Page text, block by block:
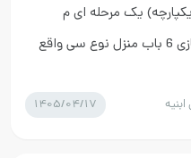
یک مرحله ای م
م/04/0523 تعمیرات انتقالی و بهسازی 6 باب منزل نوع سی واقع
ابنیه 1405/04/17